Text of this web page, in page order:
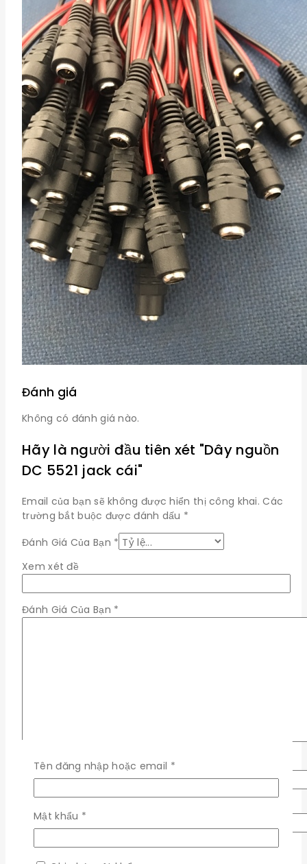
Đánh giá
Không có đánh giá nào.
Hãy là người đầu tiên xét "Dây nguồn
DC 5521 jack cái"
Email của bạn sẽ không được hiển thị công khai. Các
trường bắt buộc được đánh dấu *
Đánh Giá Của Bạn *
Xem xét đề
Đánh Giá Của Bạn *
Tên*
Lưu tên của tôi, email, và trang web trong trình
Tên đăng nhập hoặc email *Bắt
buộc
Mật khẩu *
buộc